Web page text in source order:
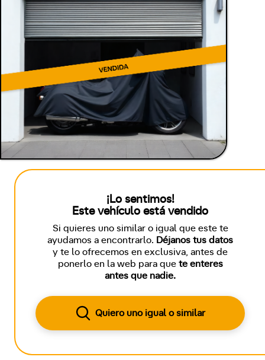
¡Lo sentimos!
Este vehículo está vendido
Si quieres uno similar o igual que este te
ayudamos a encontrarlo. Déjanos tus datos
y te lo ofrecemos en exclusiva, antes de
ponerlo en la web para que te enteres
antes que nadie.
Quiero uno igual o similar